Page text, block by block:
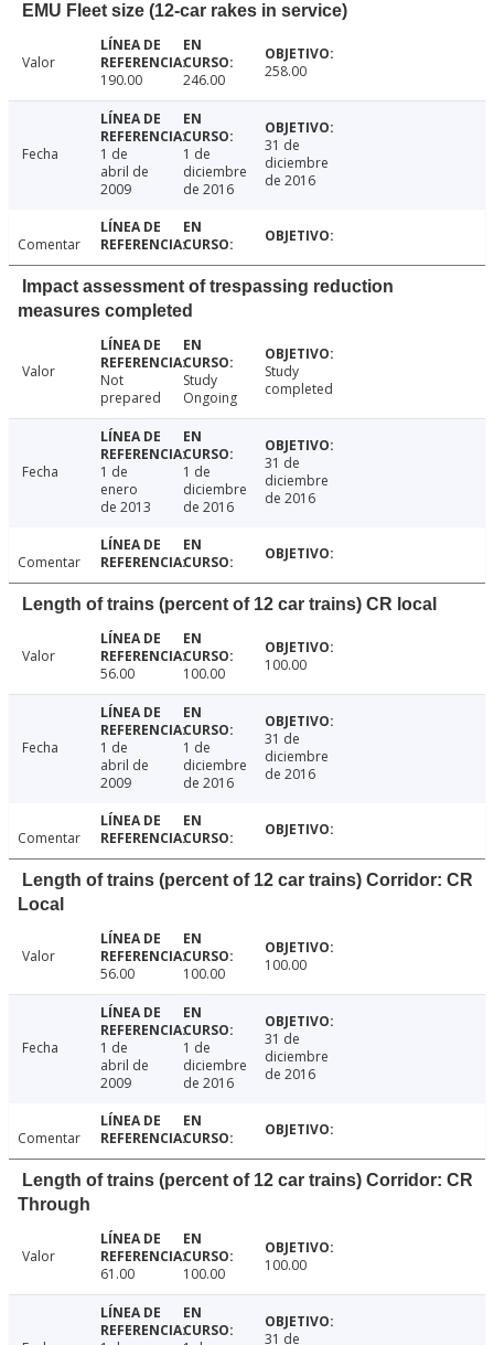
EMU Fleet size (12-car rakes in service)
Valor
190.00
246.00 258.00
Fecha
1 de
abril de
2009
1 de
diciembre
de 2016
31 de
diciembre
de 2016
Comentar
Impact assessment of trespassing reduction
measures completed
Valor
Not
prepared
Study
Ongoing
Study
completed
Fecha
1 de
enero
de 2013
1 de
diciembre
de 2016
31 de
diciembre
de 2016
Comentar
Length of trains (percent of 12 car trains) CR local
Valor
56.00
100.00 100.00
Fecha
1 de
abril de
2009
1 de
diciembre
de 2016
31 de
diciembre
de 2016
Comentar
Length of trains (percent of 12 car trains) Corridor: CR
Local
Valor
56.00
100.00 100.00
Fecha
1 de
abril de
2009
1 de
diciembre
de 2016
31 de
diciembre
de 2016
Comentar
Length of trains (percent of 12 car trains) Corridor: CR
Through
Valor
61.00
100.00 100.00
31 de